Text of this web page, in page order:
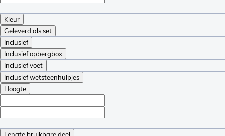
Kleur
Geleverd als set
Inclusief
Inclusief opbergbox
Inclusief voet
Inclusief wetsteenhulpjes
Hoogte